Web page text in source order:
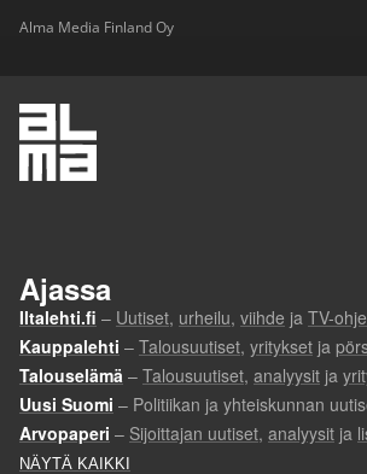
Alma Media Finland Oy